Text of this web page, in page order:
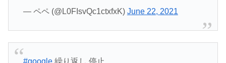
— ペペ (@L0FIsvQc1ctxfxK) June 22, 2021
#google繰り返し 停止